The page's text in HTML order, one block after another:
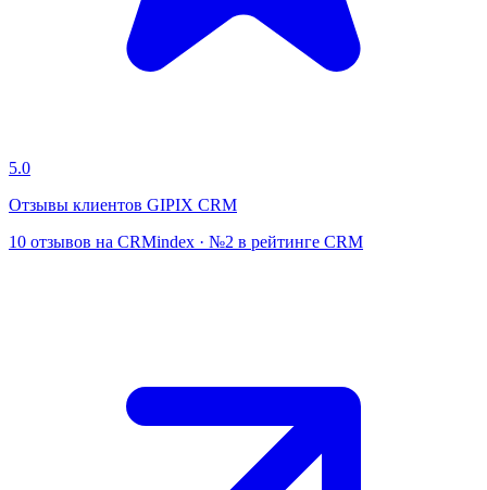
5.0
Отзывы клиентов GIPIX CRM
10 отзывов на CRMindex · №2 в рейтинге CRM